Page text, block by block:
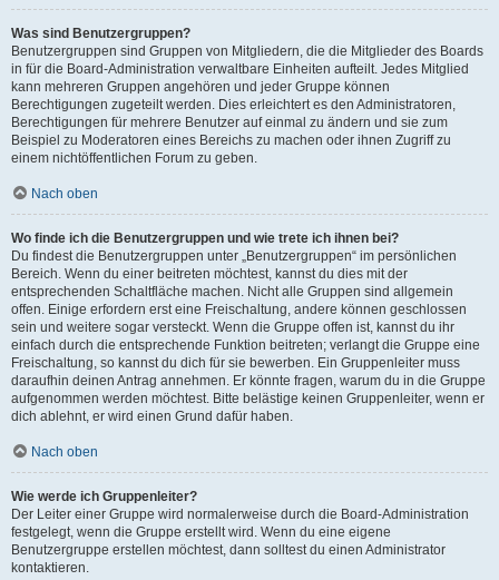
Was sind Benutzergruppen?
Benutzergruppen sind Gruppen von Mitgliedern, die die Mitglieder des Boards
in für die Board-Administration verwaltbare Einheiten aufteilt. Jedes Mitglied
kann mehreren Gruppen angehören und jeder Gruppe können
Berechtigungen zugeteilt werden. Dies erleichtert es den Administratoren,
Berechtigungen für mehrere Benutzer auf einmal zu ändern und sie zum
Beispiel zu Moderatoren eines Bereichs zu machen oder ihnen Zugriff zu
einem nichtöffentlichen Forum zu geben.
Nach oben
Wo finde ich die Benutzergruppen und wie trete ich ihnen bei?
Du findest die Benutzergruppen unter „Benutzergruppen“ im persönlichen
Bereich. Wenn du einer beitreten möchtest, kannst du dies mit der
entsprechenden Schaltfläche machen. Nicht alle Gruppen sind allgemein
offen. Einige erfordern erst eine Freischaltung, andere können geschlossen
sein und weitere sogar versteckt. Wenn die Gruppe offen ist, kannst du ihr
einfach durch die entsprechende Funktion beitreten; verlangt die Gruppe eine
Freischaltung, so kannst du dich für sie bewerben. Ein Gruppenleiter muss
daraufhin deinen Antrag annehmen. Er könnte fragen, warum du in die Gruppe
aufgenommen werden möchtest. Bitte belästige keinen Gruppenleiter, wenn er
dich ablehnt, er wird einen Grund dafür haben.
Nach oben
Wie werde ich Gruppenleiter?
Der Leiter einer Gruppe wird normalerweise durch die Board-Administration
festgelegt, wenn die Gruppe erstellt wird. Wenn du eine eigene
Benutzergruppe erstellen möchtest, dann solltest du einen Administrator
kontaktieren.